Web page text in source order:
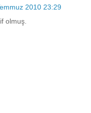
2010 23:29
olmuş.